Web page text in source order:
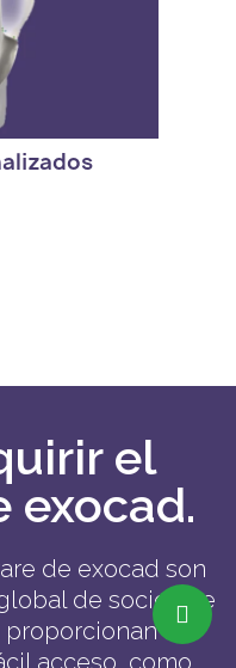
DentalCAD
el
exocad.
de exocad son
de socios de
un